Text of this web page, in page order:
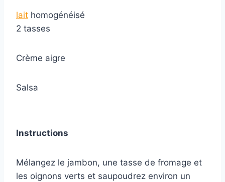
lait homogénéisé
2 tasses
Crème aigre
Salsa
Instructions
Mélangez le jambon, une tasse de fromage et
les oignons verts et saupoudrez environ un